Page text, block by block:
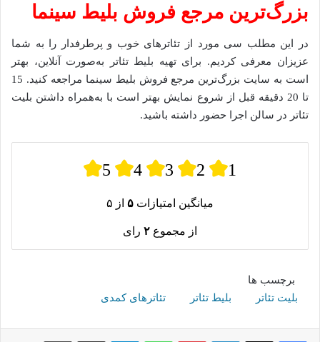
بزرگ‌ترین مرجع فروش بلیط سینما
در این مطلب سی مورد از تئاترهای خوب و پرطرفدار را به شما
عزیزان معرفی کردیم. برای تهیه بلیط تئاتر به‌صورت آنلاین، بهتر
است به سایت بزرگ‌ترین مرجع فروش بلیط سینما مراجعه کنید. 15
تا 20 دقیقه قبل از شروع نمایش بهتر است با به‌همراه داشتن بلیت
تئاتر در سالن اجرا حضور داشته باشید.
5 4 3 2 1
میانگین امتیازات ۵ از ۵
از مجموع ۲ رای
برچسب ها
بلیت تئاتر
بلیط تئاتر تئاترهای کمدی